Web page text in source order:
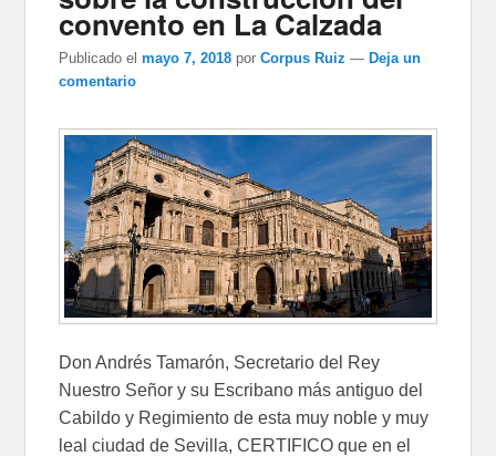
convento en La Calzada
Publicado el mayo 7, 2018 porCorpus Ruiz — Deja un
comentario
Don Andrés Tamarón, Secretario del Rey
Nuestro Señor y su Escribano más antiguo del
Cabildo y Regimiento de esta muy noble y muy
leal ciudad de Sevilla, CERTIFICO que en el